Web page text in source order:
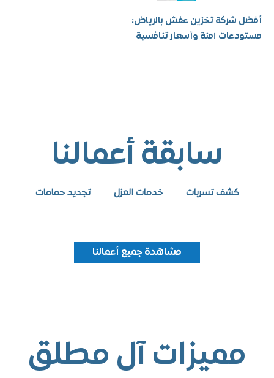
شركة تخزين عفش بالرياض:
آمنة وأسعار تنافسية
سابقة أعمالنا
كشف تسربات خدمات العزل تجديد حمامات
مشاهدة جميع أعمالنا
آل مطلق